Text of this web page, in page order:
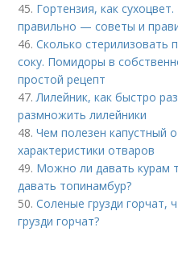
45. Гортензия, как
правильно — советы и
46.Сколько стерилизовать
соку. Помидоры в
простой рецепт
47.Лилейник, как быстро
размножить лилейники
48.Чем полезен капустный
характеристики отваров
49. Можно ли давать курам
давать топинамбур?
50.Соленые грузди горчат,
грузди горчат?